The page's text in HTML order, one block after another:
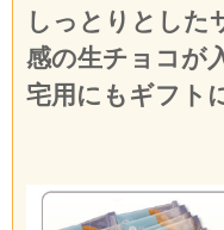
しっとりとした
感の生チョコが
宅用にもギフト